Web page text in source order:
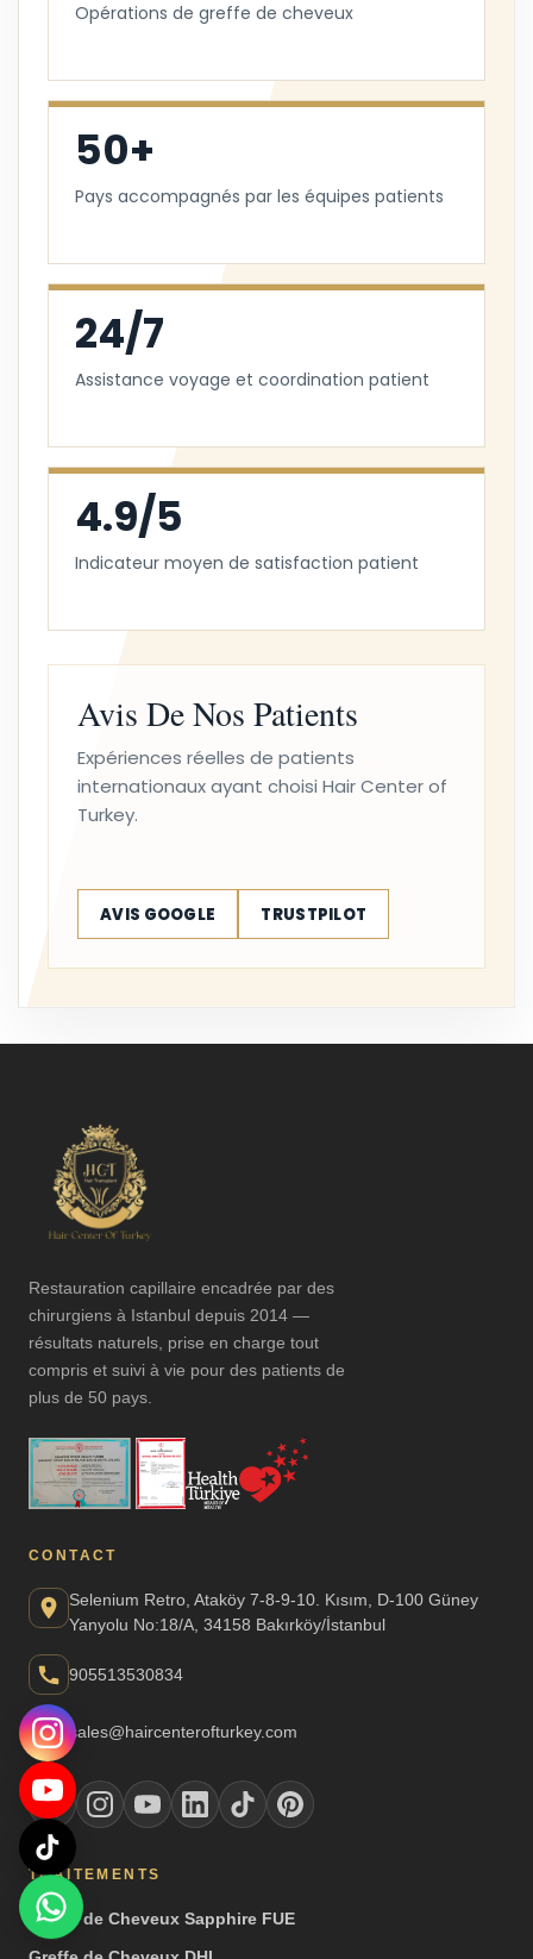
Opérations de greffe de cheveux
50+
Pays accompagnés par les équipes patients
24/7
Assistance voyage et coordination patient
4.9/5
Indicateur moyen de satisfaction patient
Avis De Nos Patients
Expériences réelles de patients
internationaux ayant choisi Hair Center of
Turkey.
AVIS GOOGLE TRUSTPILOT
Restauration capillaire encadrée par des
chirurgiens à Istanbul depuis 2014 —
résultats naturels, prise en charge tout
compris et suivi à vie pour des patients de
plus de 50 pays.
CONTACT
Selenium Retro, Ataköy 7-8-9-10. Kısım, D-100 Güney
Yanyolu No:18/A, 34158 Bakırköy/İstanbul
905513530834
sales@haircenterofturkey.com
TRAITEMENTS
Greffe de Cheveux Sapphire FUE